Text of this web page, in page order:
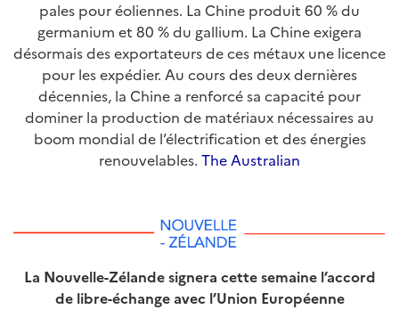
pales pour éoliennes. La Chine produit 60 % du
germanium et 80 % du gallium. La Chine exigera
désormais des exportateurs de ces métaux une licence
pour les expédier. Au cours des deux dernières
décennies, la Chine a renforcé sa capacité pour
dominer la production de matériaux nécessaires au
boom mondial de l’électrification et des énergies
renouvelables. The Australian
La Nouvelle-Zélande signera cette semaine l’accord
de libre-échange avec l’Union Européenne